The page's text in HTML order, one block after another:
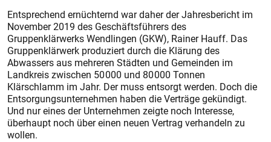
Entsprechend ernüchternd war daher der Jahresbericht im
November 2019 des Geschäftsführers des
Gruppenklärwerks Wendlingen (GKW), Rainer Hauff. Das
Gruppenklärwerk produziert durch die Klärung des
Abwassers aus mehreren Städten und Gemeinden im
Landkreis zwischen 50 000 und 80 000 Tonnen
Klärschlamm im Jahr. Der muss entsorgt werden. Doch die
Entsorgungsunternehmen haben die Verträge gekündigt.
Und nur eines der Unternehmen zeigte noch Interesse,
überhaupt noch über einen neuen Vertrag verhandeln zu
wollen.